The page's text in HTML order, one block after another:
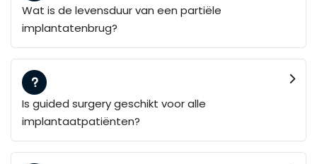
Wat is de levensduur van een partiële
implantatenbrug?
Is guided surgery geschikt voor alle
implantaatpatiënten?